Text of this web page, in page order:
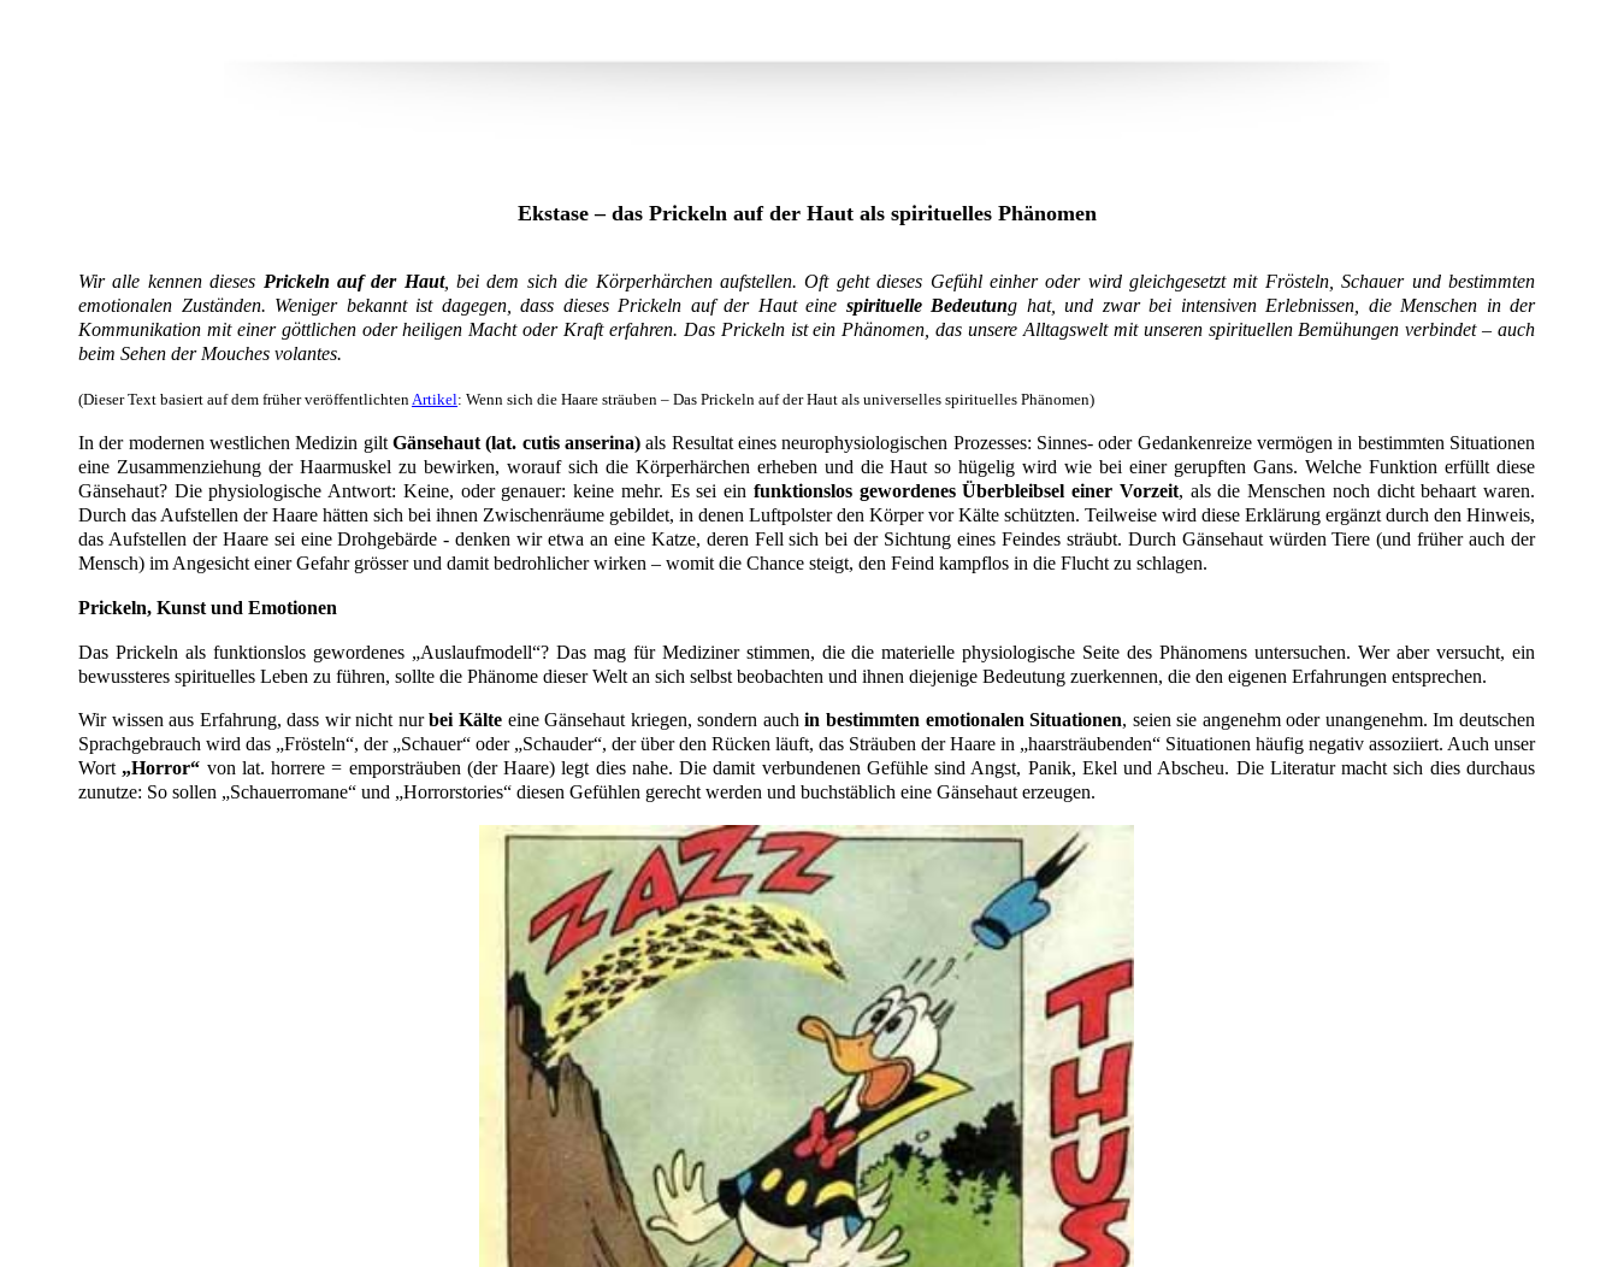
Ekstase – das Prickeln auf der Haut als spirituelles Phänomen
Wir alle kennen dieses Prickeln auf der Haut, bei dem sich die Körperhärchen aufstellen. Oft geht dieses Gefühl einher oder wird gleichgesetzt mit Frösteln, Schauer und bestimmten
emotionalen Zuständen. Weniger bekannt ist dagegen, dass dieses Prickeln auf der Haut eine spirituelle Bedeutung hat, und zwar bei intensiven Erlebnissen, die Menschen in der
Kommunikation mit einer göttlichen oder heiligen Macht oder Kraft erfahren. Das Prickeln ist ein Phänomen, das unsere Alltagswelt mit unseren spirituellen Bemühungen verbindet – auch
beim Sehen der Mouches volantes.
(Dieser Text basiert auf dem früher veröffentlichtenArtikel: Wenn sich die Haare sträuben – Das Prickeln auf der Haut als universelles spirituelles Phänomen)
In der modernen westlichen Medizin giltGänsehaut (lat. cutis anserina) als Resultat eines neurophysiologischen Prozesses: Sinnes- oder Gedankenreize vermögen in bestimmten Situationen
eine Zusammenziehung der Haarmuskel zu bewirken, worauf sich die Körperhärchen erheben und die Haut so hügelig wird wie bei einer gerupften Gans. Welche Funktion erfüllt diese
Gänsehaut? Die physiologische Antwort: Keine, oder genauer: keine mehr. Es sei ein funktionslos gewordenes Überbleibsel einer Vorzeit, als die Menschen noch dicht behaart waren.
Durch das Aufstellen der Haare hätten sich bei ihnen Zwischenräume gebildet, in denen Luftpolster den Körper vor Kälte schützten. Teilweise wird diese Erklärung ergänzt durch den Hinweis,
das Aufstellen der Haare sei eine Drohgebärde - denken wir etwa an eine Katze, deren Fell sich bei der Sichtung eines Feindes sträubt. Durch Gänsehaut würden Tiere (und früher auch der
Mensch) im Angesicht einer Gefahr grösser und damit bedrohlicher wirken – womit die Chance steigt, den Feind kampflos in die Flucht zu schlagen.
Prickeln, Kunst und Emotionen
Das Prickeln als funktionslos gewordenes „Auslaufmodell“? Das mag für Mediziner stimmen, die die materielle physiologische Seite des Phänomens untersuchen. Wer aber versucht, ein
bewussteres spirituelles Leben zu führen, sollte die Phänome dieser Welt an sich selbst beobachten und ihnen diejenige Bedeutung zuerkennen, die den eigenen Erfahrungen entsprechen.
Wir wissen aus Erfahrung, dass wir nicht nurbei Kälte eine Gänsehaut kriegen, sondern auchin bestimmten emotionalen Situationen, seien sie angenehm oder unangenehm. Im deutschen
Sprachgebrauch wird das „Frösteln“, der „Schauer“ oder „Schauder“, der über den Rücken läuft, das Sträuben der Haare in „haarsträubenden“ Situationen häufig negativ assoziiert. Auch unser
Wort „Horror“ von lat. horrere = emporsträuben (der Haare) legt dies nahe. Die damit verbundenen Gefühle sind Angst, Panik, Ekel und Abscheu. Die Literatur macht sich dies durchaus
zunutze: So sollen „Schauerromane“ und „Horrorstories“ diesen Gefühlen gerecht werden und buchstäblich eine Gänsehaut erzeugen.